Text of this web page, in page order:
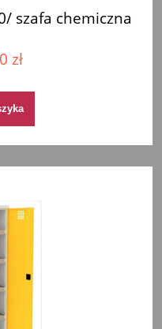
szafa chemiczna
zł